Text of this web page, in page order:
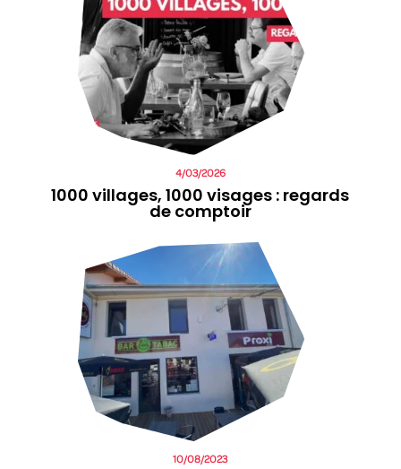
1000 villages, 1000 visages : regards
de comptoir
4/03/2026
10/08/2023